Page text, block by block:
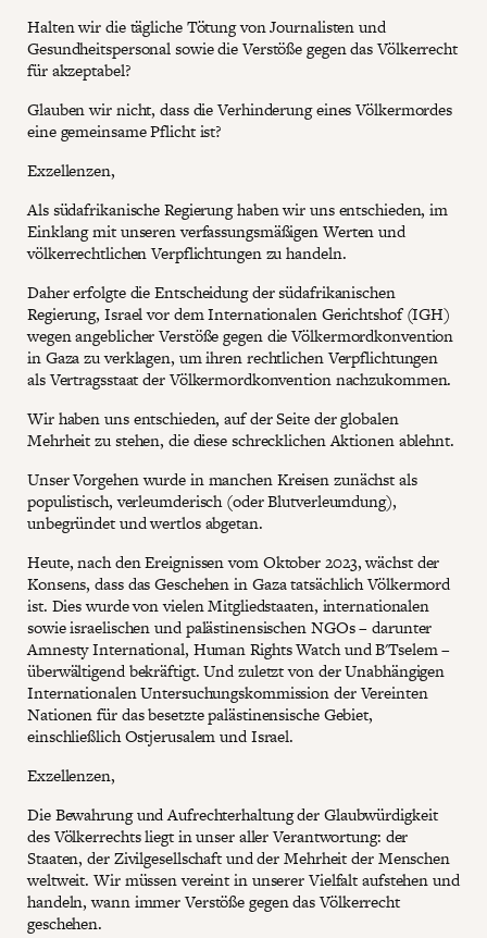
Halten wir die tägliche Tötung von Journalisten und
Gesundheitspersonal sowie die Verstöße gegen das Völkerrecht
für akzeptabel?
Glauben wir nicht, dass die Verhinderung eines Völkermordes
eine gemeinsame Pflicht ist?
Exzellenzen,
Als südafrikanische Regierung haben wir uns entschieden, im
Einklang mit unseren verfassungsmäßigen Werten und
völkerrechtlichen Verpflichtungen zu handeln.
Daher erfolgte die Entscheidung der südafrikanischen
Regierung, Israel vor dem Internationalen Gerichtshof (IGH)
wegen angeblicher Verstöße gegen die Völkermordkonvention
in Gaza zu verklagen, um ihren rechtlichen Verpflichtungen
als Vertragsstaat der Völkermordkonvention nachzukommen.
Wir haben uns entschieden, auf der Seite der globalen
Mehrheit zu stehen, die diese schrecklichen Aktionen ablehnt.
Unser Vorgehen wurde in manchen Kreisen zunächst als
populistisch, verleumderisch (oder Blutverleumdung),
unbegründet und wertlos abgetan.
Heute, nach den Ereignissen vom Oktober 2023, wächst der
Konsens, dass das Geschehen in Gaza tatsächlich Völkermord
ist. Dies wurde von vielen Mitgliedstaaten, internationalen
sowie israelischen und palästinensischen NGOs – darunter
Amnesty International, Human Rights Watch und B'Tselem –
überwältigend bekräftigt. Und zuletzt von der Unabhängigen
Internationalen Untersuchungskommission der Vereinten
Nationen für das besetzte palästinensische Gebiet,
einschließlich Ostjerusalem und Israel.
Exzellenzen,
Die Bewahrung und Aufrechterhaltung der Glaubwürdigkeit
des Völkerrechts liegt in unser aller Verantwortung: der
Staaten, der Zivilgesellschaft und der Mehrheit der Menschen
weltweit. Wir müssen vereint in unserer Vielfalt aufstehen und
handeln, wann immer Verstöße gegen das Völkerrecht
geschehen.